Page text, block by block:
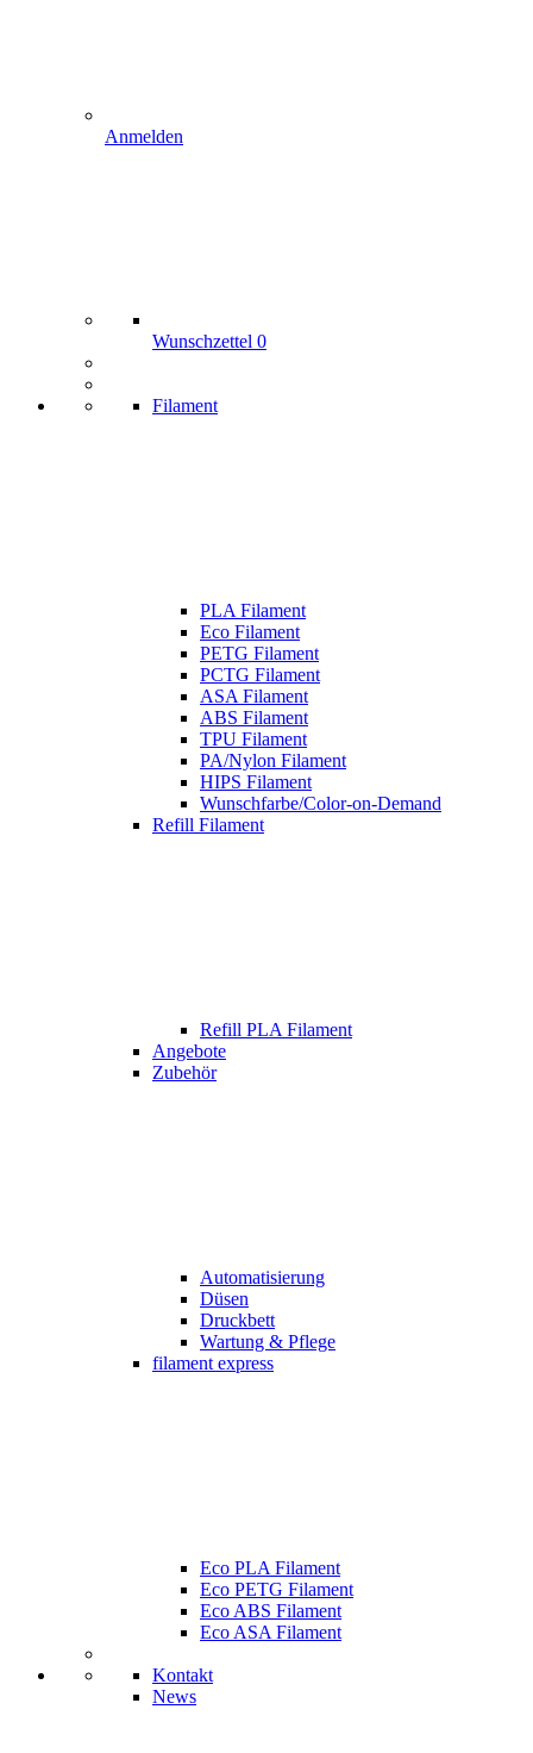
Anmelden
Wunschzettel 0
Filament
PLA Filament
Eco Filament
PETG Filament
PCTG Filament
ASA Filament
ABS Filament
TPU Filament
PA/Nylon Filament
HIPS Filament
Wunschfarbe/Color-on-Demand
Refill Filament
Refill PLA Filament
Angebote
Zubehör
Automatisierung
Düsen
Druckbett
Wartung & Pflege
filament express
Eco PLA Filament
Eco PETG Filament
Eco ABS Filament
Eco ASA Filament
Kontakt
News